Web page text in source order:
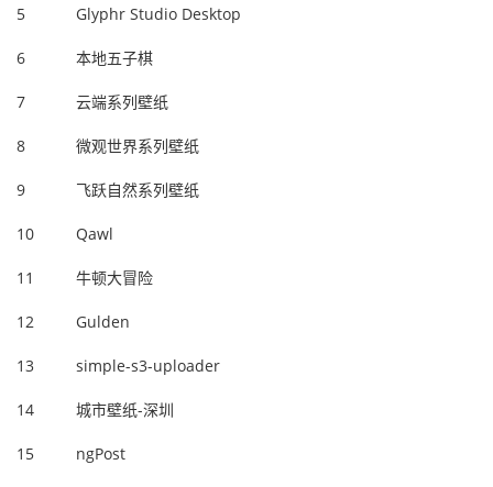
5 Glyphr Studio Desktop
6 本地五子棋
7 云端系列壁纸
8 微观世界系列壁纸
9 飞跃自然系列壁纸
10 Qawl
11 牛顿大冒险
12 Gulden
13 simple-s3-uploader
14 城市壁纸-深圳
15 ngPost